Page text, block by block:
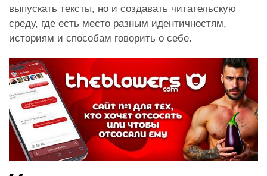
выпускать тексты, но и создавать читательскую
среду, где есть место разным идентичностям,
историям и способам говорить о себе.